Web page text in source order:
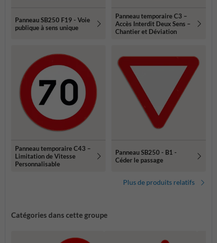
Panneau SB250 F19 - Voie
publique à sens unique
Panneau temporaire C3 –
Accès Interdit Deux Sens –
Chantier et Déviation
Panneau temporaire C43 –
Limitation de Vitesse
Personnalisable
Panneau SB250 - B1 -
Céder le passage
Plus de produits relatifs
Catégories dans cette groupe